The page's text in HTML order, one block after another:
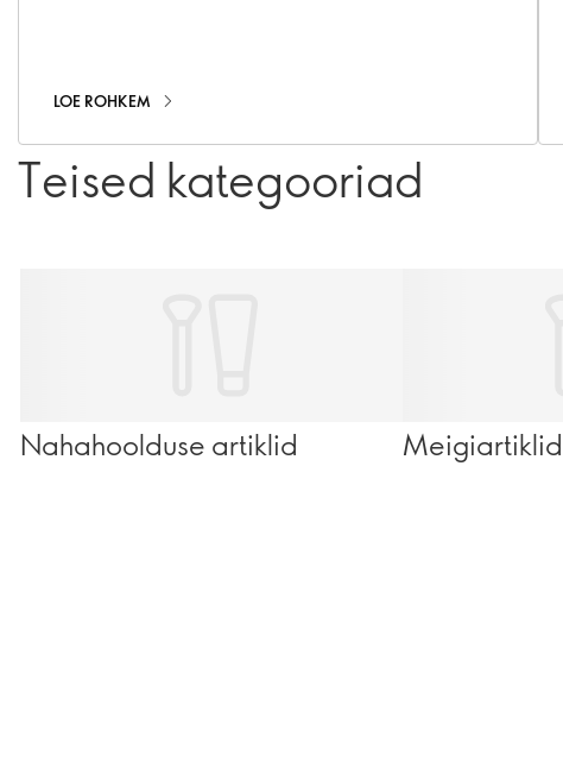
LOE ROHKEM
Teised kategooriad
Nahahoolduse artiklid Meigiartiklid